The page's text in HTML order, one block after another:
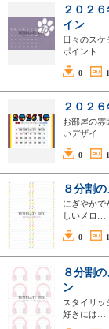
２０２
イン
日々のスケ
ポイント…
0
２０２
お部屋の雰
いデザイ…
0
８分割
にぎやかで
しいメロ…
0
８分割
ン
スタイリッ
好きには…